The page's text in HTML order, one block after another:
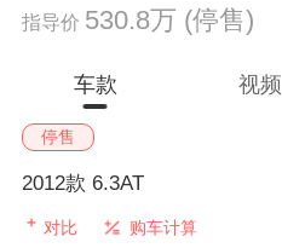
指导价 530.8万 (停售)
车款 视频
停售
2012款 6.3AT
对比 购车计算